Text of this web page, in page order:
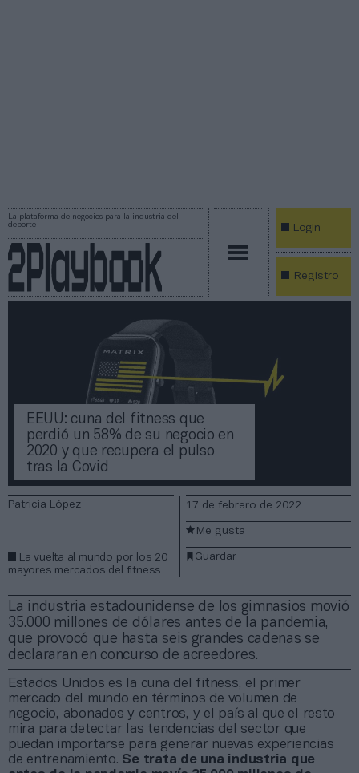
La plataforma de negocios para la industria del
deporte
Login
Registro
EEUU: cuna del fitness que
perdió un 58% de su negocio en
2020 y que recupera el pulso
tras la Covid
Patricia López
La vuelta al mundo por los 20
mayores mercados del fitness
17 de febrero de 2022
Guardar
Me gusta
La industria estadounidense de los gimnasios movió
35.000 millones de dólares antes de la pandemia,
que provocó que hasta seis grandes cadenas se
declararan en concurso de acreedores.
Estados Unidos es la cuna del fitness, el primer
mercado del mundo en términos de volumen de
negocio, abonados y centros, y el país al que el resto
mira para detectar las tendencias del sector que
puedan importarse para generar nuevas experiencias
de entrenamiento. Se trata de una industria que